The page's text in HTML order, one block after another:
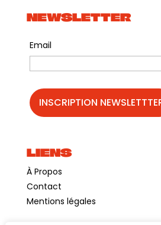
NEWSLETTER
Email
LIENS
À Propos
Contact
Mentions légales